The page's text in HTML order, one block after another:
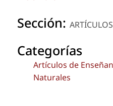
Sección: ARTÍCULOS
Categorías
Artículos de
Naturales